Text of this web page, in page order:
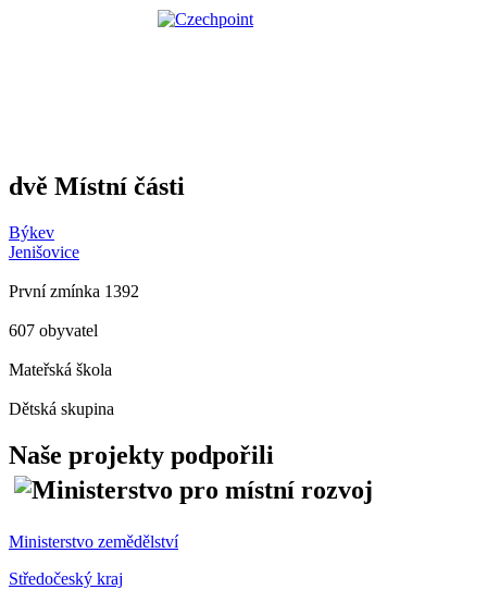
dvě Místní části
Býkev
Jenišovice
První zmínka 1392
607 obyvatel
Mateřská škola
Dětská skupina
Naše projekty podpořili
Ministerstvo zemědělství
Středočeský kraj